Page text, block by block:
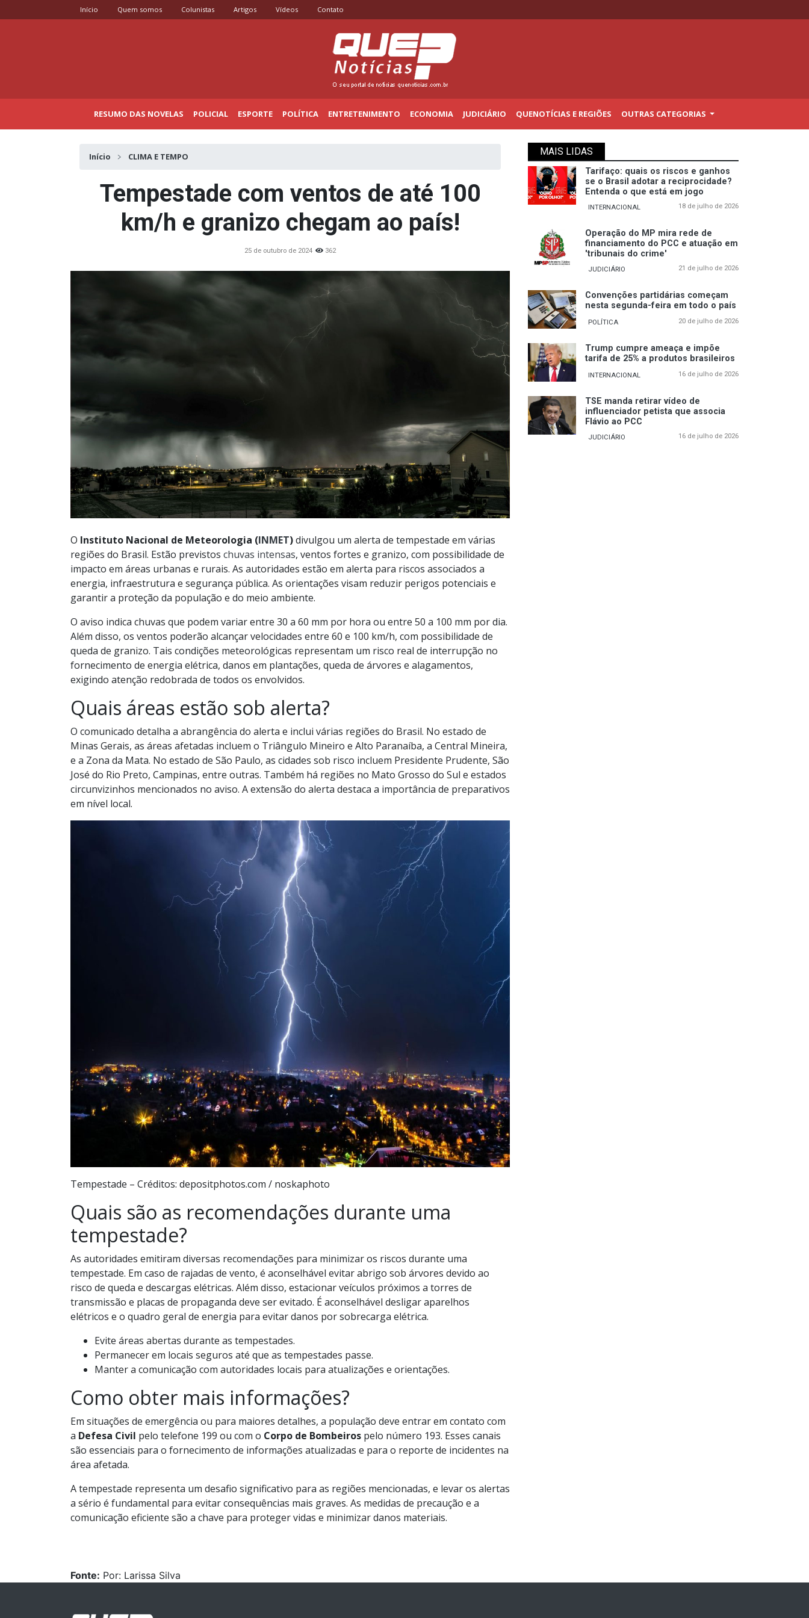
Início Quem somos Colunistas Artigos Vídeos Contato
RESUMO DAS NOVELAS POLICIAL ESPORTE POLÍTICA ENTRETENIMENTO ECONOMIA JUDICIÁRIO QUENOTÍCIAS E REGIÕES OUTRAS CATEGORIAS
Início CLIMA E TEMPO
Tempestade com ventos de até 100
km/h e granizo chegam ao país!
25 de outubro de 2024 362
O Instituto Nacional de Meteorologia (INMET)divulgou um alerta de tempestade em várias
regiões do Brasil. Estão previstos chuvas intensas, ventos fortes e granizo, com possibilidade de
impacto em áreas urbanas e rurais. As autoridades estão em alerta para riscos associados a
energia, infraestrutura e segurança pública. As orientações visam reduzir perigos potenciais e
garantir a proteção da população e do meio ambiente.
O aviso indica chuvas que podem variar entre 30 a 60 mm por hora ou entre 50 a 100 mm por dia.
Além disso, os ventos poderão alcançar velocidades entre 60 e 100 km/h, com possibilidade de
queda de granizo. Tais condições meteorológicas representam um risco real de interrupção no
fornecimento de energia elétrica, danos em plantações, queda de árvores e alagamentos,
exigindo atenção redobrada de todos os envolvidos.
Quais áreas estão sob alerta?
O comunicado detalha a abrangência do alerta e inclui várias regiões do Brasil. No estado de
Minas Gerais, as áreas afetadas incluem o Triângulo Mineiro e Alto Paranaíba, a Central Mineira,
e a Zona da Mata. No estado de São Paulo, as cidades sob risco incluem Presidente Prudente, São
José do Rio Preto, Campinas, entre outras. Também há regiões no Mato Grosso do Sul e estados
circunvizinhos mencionados no aviso. A extensão do alerta destaca a importância de preparativos
em nível local.
Tempestade – Créditos: depositphotos.com / noskaphoto
Quais são as recomendações durante uma
tempestade?
As autoridades emitiram diversas recomendações para minimizar os riscos durante uma
tempestade. Em caso de rajadas de vento, é aconselhável evitar abrigo sob árvores devido ao
risco de queda e descargas elétricas. Além disso, estacionar veículos próximos a torres de
transmissão e placas de propaganda deve ser evitado. É aconselhável desligar aparelhos
elétricos e o quadro geral de energia para evitar danos por sobrecarga elétrica.
Evite áreas abertas durante as tempestades.
Permanecer em locais seguros até que as tempestades passe.
Manter a comunicação com autoridades locais para atualizações e orientações.
Como obter mais informações?
Em situações de emergência ou para maiores detalhes, a população deve entrar em contato com
a Defesa Civil pelo telefone 199 ou com o Corpo de Bombeiros pelo número 193. Esses canais
são essenciais para o fornecimento de informações atualizadas e para o reporte de incidentes na
área afetada.
A tempestade representa um desafio significativo para as regiões mencionadas, e levar os alertas
a sério é fundamental para evitar consequências mais graves. As medidas de precaução e a
comunicação eficiente são a chave para proteger vidas e minimizar danos materiais.
MAIS LIDAS
Tarifaço: quais os riscos e ganhos
se o Brasil adotar a reciprocidade?
Entenda o que está em jogo
INTERNACIONAL 18 de julho de 2026
Operação do MP mira rede de
financiamento do PCC e atuação em
'tribunais do crime'
JUDICIÁRIO 21 de julho de 2026
Convenções partidárias começam
nesta segunda-feira em todo o país
POLÍTICA 20 de julho de 2026
Trump cumpre ameaça e impõe
tarifa de 25% a produtos brasileiros
INTERNACIONAL 16 de julho de 2026
TSE manda retirar vídeo de
influenciador petista que associa
Flávio ao PCC
JUDICIÁRIO 16 de julho de 2026
Fonte: Por: Larissa Silva